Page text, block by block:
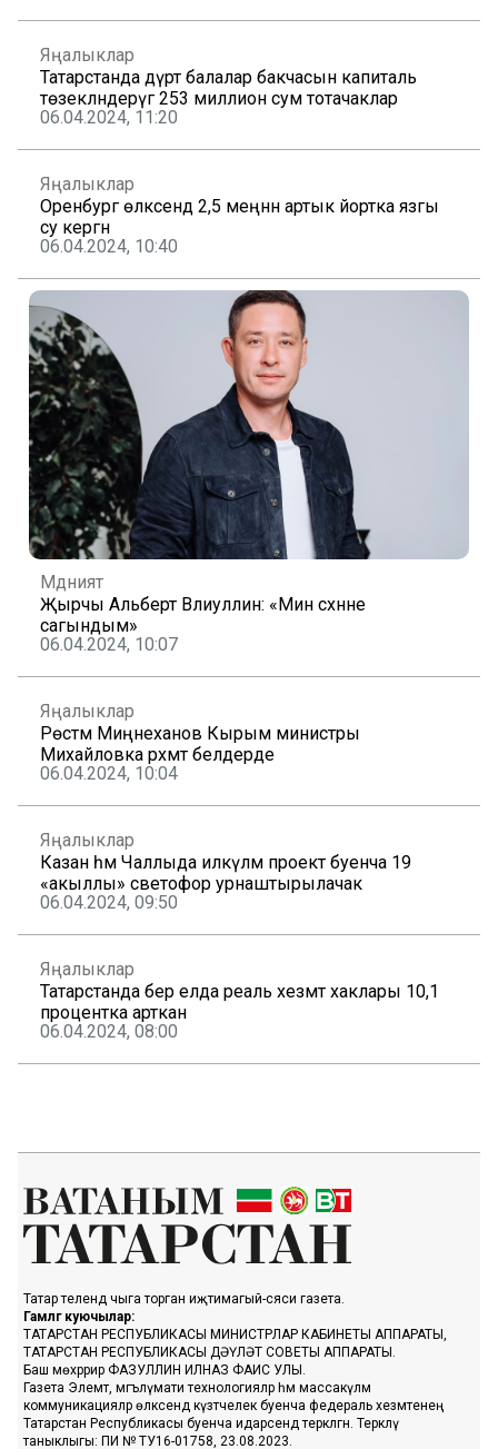
Яңалыклар
Татарстанда дүрт балалар бакчасын капиталь
төзекләндерүгә 253 миллион сум тотачаклар
06.04.2024, 11:20
Яңалыклар
Оренбург өлкәсендә 2,5 меңнән артык йортка язгы
су кергән
06.04.2024, 10:40
Мәдәният
Җырчы Альберт Вәлиуллин: «Мин сәхнәне
сагындым»
06.04.2024, 10:07
Яңалыклар
Рөстәм Миңнеханов Кырым министры
Михайловка рәхмәт белдерде
06.04.2024, 10:04
Яңалыклар
Казан һәм Чаллыда илкүләм проект буенча 19
«акыллы» светофор урнаштырылачак
06.04.2024, 09:50
Яңалыклар
Татарстанда бер елда реаль хезмәт хаклары 10,1
процентка арткан
06.04.2024, 08:00
Татар телендә чыга торган иҗтимагый-сәяси газета.
Гамәлгә куючылар:
ТАТАРСТАН РЕСПУБЛИКАСЫ МИНИСТРЛАР КАБИНЕТЫ АППАРАТЫ,
ТАТАРСТАН РЕСПУБЛИКАСЫ ДӘҮЛӘТ СОВЕТЫ АППАРАТЫ.
Баш мөхәррир ФАЗУЛЛИН ИЛНАЗ ФАИС УЛЫ.
Газета Элемтә, мәгълүмати технологияләр һәм массакүләм
коммуникацияләр өлкәсендә күзәтчелек буенча федераль хезмәтенең
Татарстан Республикасы буенча идарәсендә теркәлгән. Теркәлү
таныклыгы: ПИ № ТУ16-01758, 23.08.2023.